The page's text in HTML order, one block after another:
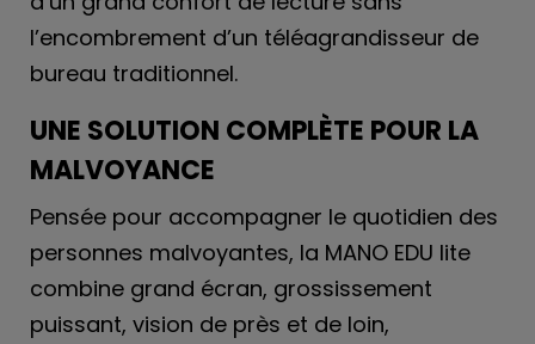
l’encombrement d’un téléagrandisseur de
bureau traditionnel.
UNE SOLUTION COMPLÈTE POUR LA
MALVOYANCE
Pensée pour accompagner le quotidien des
personnes malvoyantes, la MANO EDU lite
combine grand écran, grossissement
puissant, vision de près et de loin,